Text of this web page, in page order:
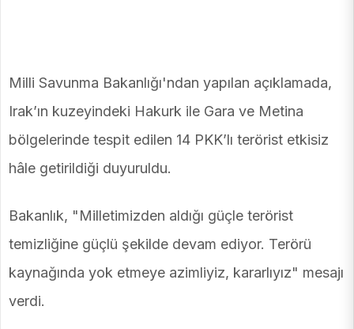
Milli Savunma Bakanlığı'ndan yapılan açıklamada,
Irak’ın kuzeyindeki Hakurk ile Gara ve Metina
bölgelerinde tespit edilen 14 PKK’lı terörist etkisiz
hâle getirildiği duyuruldu.
Bakanlık, "Milletimizden aldığı güçle terörist
temizliğine güçlü şekilde devam ediyor. Terörü
kaynağında yok etmeye azimliyiz, kararlıyız" mesajı
verdi.